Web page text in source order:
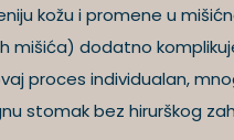
kožu i promene u
mišića) dodatno
proces individualan,
stomak bez hirurškog